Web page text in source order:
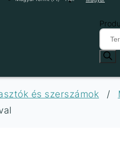
és szerszámok /